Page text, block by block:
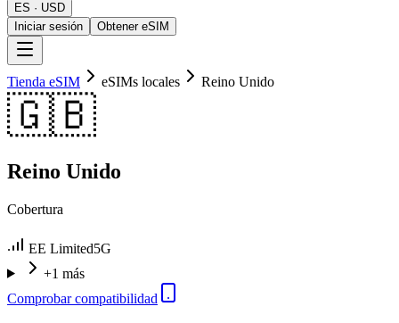
ES · USD
Iniciar sesión
Obtener eSIM
Tienda eSIM eSIMs locales Reino Unido
🇬🇧
Reino Unido
Cobertura
EE Limited5G
+1 más
Comprobar compatibilidad